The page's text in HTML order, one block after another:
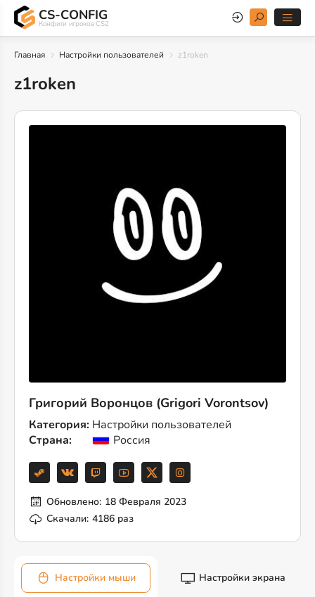
CS-CONFIG
Конфиги игроков CS2
Главная Настройки пользователей z1roken
z1roken
Григорий Воронцов (Grigori Vorontsov)
Категория: Настройки пользователей
Страна:
Россия
Обновлено: 18 Февраля 2023
Скачали: 4186 раз
Настройки мыши Настройки экрана